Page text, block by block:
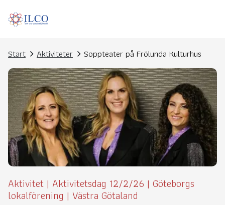
Start Aktiviteter Soppteater på Frölunda Kulturhus
Aktivitet | Aktivitetsdag 12/2/26 | Göteborgs
lokalförening | Västra Götaland